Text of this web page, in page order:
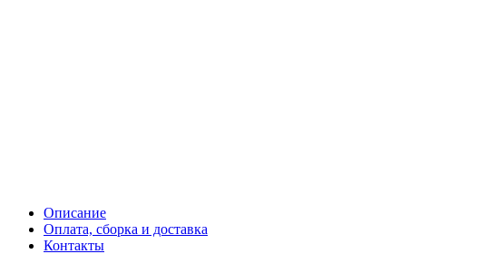
Описание
Оплата, сборка и доставка
Контакты